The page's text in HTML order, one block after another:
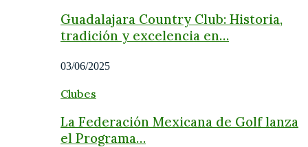
Guadalajara Country Club: Historia,
tradición y excelencia en…
03/06/2025
Clubes
La Federación Mexicana de Golf lanza
el Programa…